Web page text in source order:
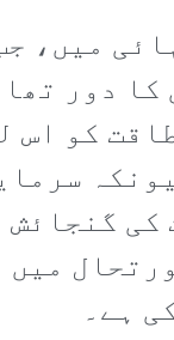
دہائی
کا دور
کو اس
کی
ہے۔